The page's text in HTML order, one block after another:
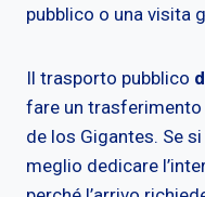
pubblico o una visita
Il trasporto pubblico
fare un trasferimento
de los Gigantes. Se
meglio dedicare